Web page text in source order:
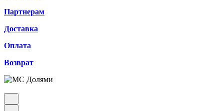
Партнерам
Доставка
Оплата
Возврат